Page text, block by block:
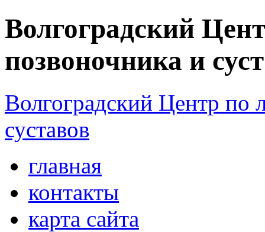
Волгоградский
позвоночника и
Волгоградский Центр по
суставов
главная
контакты
карта сайта